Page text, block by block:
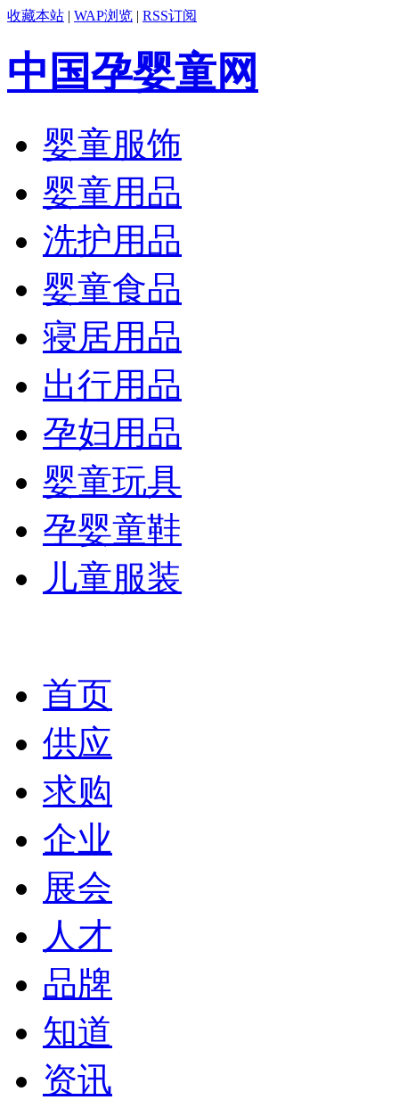
收藏本站 | WAP浏览 | RSS订阅
中国孕婴童网
婴童服饰
婴童用品
洗护用品
婴童食品
寝居用品
出行用品
孕妇用品
婴童玩具
孕婴童鞋
儿童服装
首页
供应
求购
企业
展会
人才
品牌
知道
资讯